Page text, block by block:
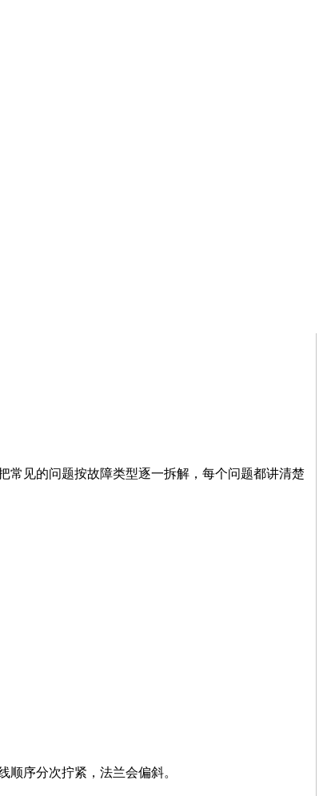
常见的问题按故障类型逐一拆解，每个问题都讲清楚
序分次拧紧，法兰会偏斜。